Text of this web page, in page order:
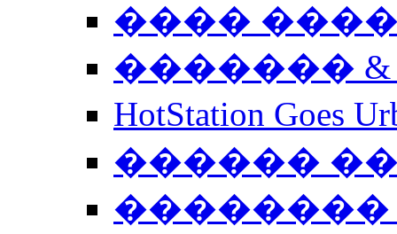
����
�������
HotStation
������
��������